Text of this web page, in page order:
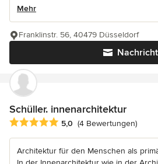
Mehr
Nachricht
Franklinstr. 56, 40479 Düsseldorf
Schüller. innenarchitektur
Durchschnittliche Bewertung: 5 von
5,0 (4 Bewertungen)
Architektur für den Menschen als